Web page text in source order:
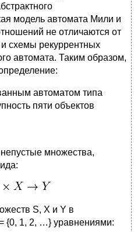
модель автомата Мили и
не отличаются от
схемы рекуррентных
автомата. Таким образом,
автоматом типа
пяти объектов
множества,
S, X и Y в
{0, 1, 2, …} уравнениями: